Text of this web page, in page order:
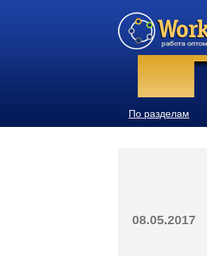
По разделам
08.05.2017